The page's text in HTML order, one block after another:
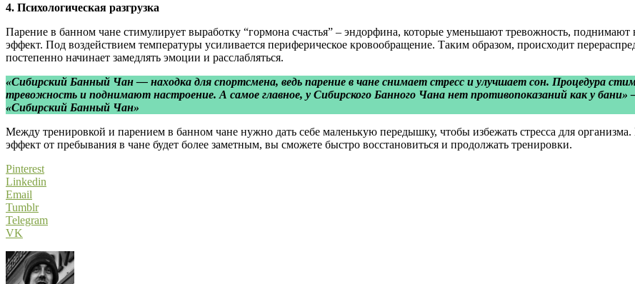
4. Психологическая разгрузка
Парение в банном чане стимулирует выработку “гормона счастья” – эндорфина, которые уменьшают тревожность,
эффект. Под воздействием температуры усиливается периферическое кровообращение. Таким образом, происходит
постепенно начинает замедлять эмоции и расслабляться.
«Сибирский Банный Чан — находка для спортсмена, ведь парение в чане снимает стресс и улучшает сон. Процедура
тревожность и поднимают настроение. А самое главное, у Сибирского Банного Чана нет противопоказаний как у
«Сибирский Банный Чан»
Между тренировкой и парением в банном чане нужно дать себе маленькую передышку, чтобы избежать стресса для
эффект от пребывания в чане будет более заметным, вы сможете быстро восстановиться и продолжать тренировки.
Pinterest
Linkedin
Email
Tumblr
Telegram
VK